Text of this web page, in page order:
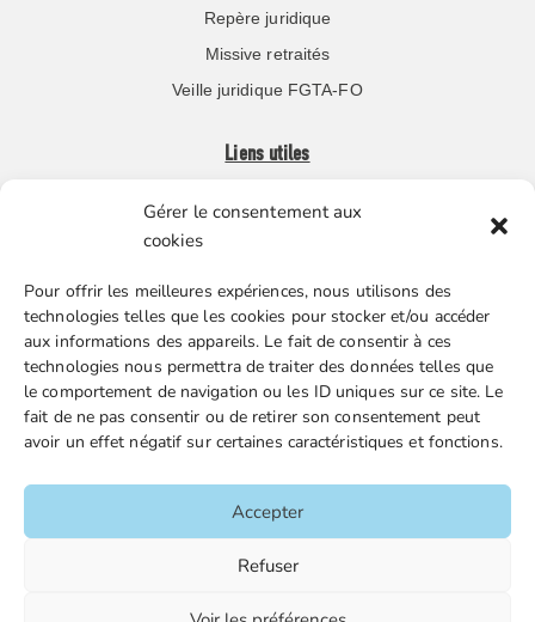
Gérer le consentement aux
cookies
Pour offrir les meilleures expériences, nous utilisons des
technologies telles que les cookies pour stocker et/ou accéder
aux informations des appareils. Le fait de consentir à ces
technologies nous permettra de traiter des données telles que
le comportement de navigation ou les ID uniques sur ce site. Le
fait de ne pas consentir ou de retirer son consentement peut
avoir un effet négatif sur certaines caractéristiques et fonctions.
Accepter
Refuser
Repère juridique
Missive retraités
Veille juridique FGTA-FO
Liens utiles
Boutique en ligne
Nos partenaires
Gestion des cookies
FGTA-FO / 15 avenue Victor Hugo – 92170 Vanves / 01 86
Accueil
Contacts